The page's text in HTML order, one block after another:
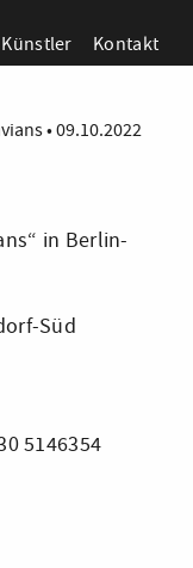
Künstler Kontakt
•09.10.2022
in Berlin-
Süd
5146354